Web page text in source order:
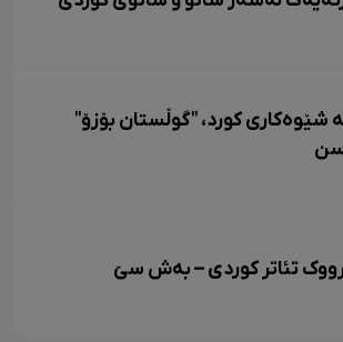
شێوەکاری کورد، "گوڵستان بۆزۆ"
تئاتر کوردی – بەش سێ